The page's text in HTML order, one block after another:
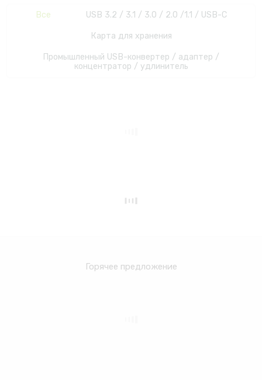
Все USB 3.2 / 3.1 / 3.0 / 2.0 /1.1 / USB-C
Карта для хранения
Промышленный USB-конвертер / адаптер /
концентратор / удлинитель
Горячее предложение